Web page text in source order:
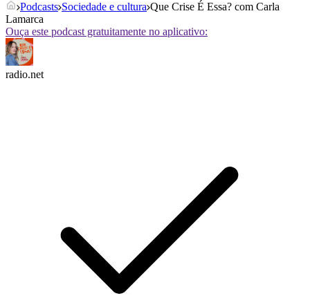
Podcasts Sociedade e cultura Que Crise É Essa? com Carla
Lamarca
Ouça este podcast gratuitamente no aplicativo:
radio.net